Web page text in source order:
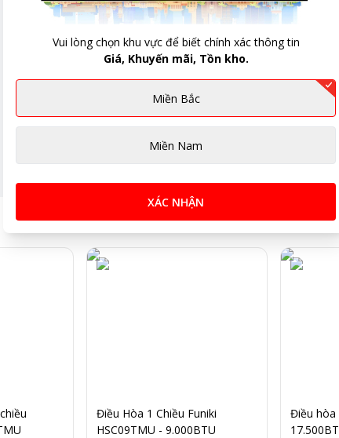
Hoa
Vận
Điều Hòa 1 Chiều Funiki
HSC09TMU - 9.000BTU
Điều hòa
Vui lòng chọn khu vực để biết chính xác thông tin
Giá, Khuyến mãi, Tồn kho.
Miền Bắc
Miền Nam
XÁC NHẬN